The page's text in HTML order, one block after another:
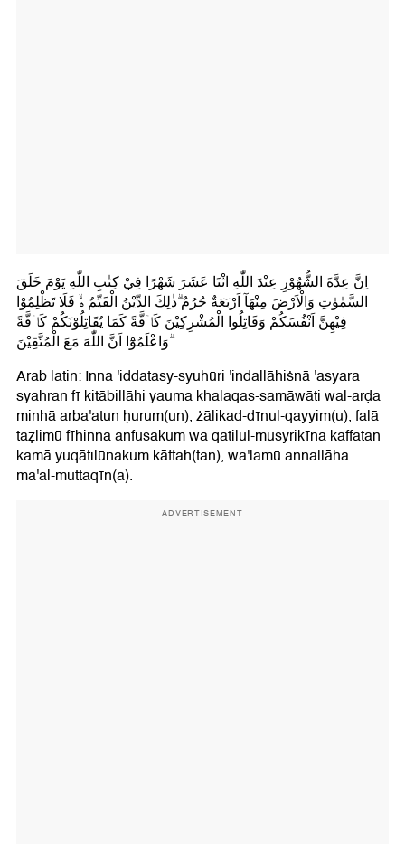
اِنَّ عِدَّةَ الشُّهُوْرِ عِنْدَ اللّٰهِ اثْنَا عَشَرَ شَهْرًا فِيْ كِتٰبِ اللّٰهِ يَوْمَ خَلَقَ
السَّمٰوٰتِ وَالْاَرْضَ مِنْهَآ اَرْبَعَةٌ حُرُمٌ ۗذٰلِكَ الدِّيْنُ الْقَيِّمُ ەۙ فَلَا تَظْلِمُوْا
فِيْهِنَّ اَنْفُسَكُمْ وَقَاتِلُوا الْمُشْرِكِيْنَ كَاۤفَّةً كَمَا يُقَاتِلُوْنَكُمْ كَاۤفَّةً
ۗوَاعْلَمُوْٓا اَنَّ اللّٰهَ مَعَ الْمُتَّقِيْنَ
Arab latin: Inna 'iddatasy-syuhūri 'indallāhiṡnā 'asyara
syahran fī kitābillāhi yauma khalaqas-samāwāti wal-arḍa
minhā arba'atun ḥurum(un), żālikad-dīnul-qayyim(u), falā
taẓlimū fīhinna anfusakum wa qātilul-musyrikīna kāffatan
kamā yuqātilūnakum kāffah(tan), wa'lamū annallāha
ma'al-muttaqīn(a).
ADVERTISEMENT